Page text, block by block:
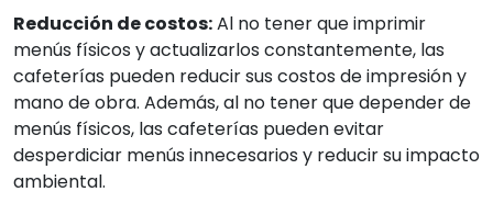
Reducción de costos:Al no tener que imprimir
menús físicos y actualizarlos constantemente, las
cafeterías pueden reducir sus costos de impresión y
mano de obra. Además, al no tener que depender de
menús físicos, las cafeterías pueden evitar
desperdiciar menús innecesarios y reducir su impacto
ambiental.